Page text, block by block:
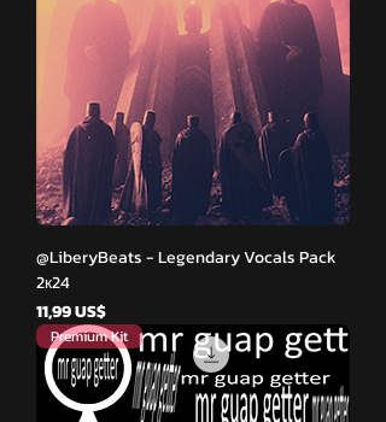
@LiberyBeats - Legendary Vocals Pack
2к24
Giá
11,99 US$
Premium Kit